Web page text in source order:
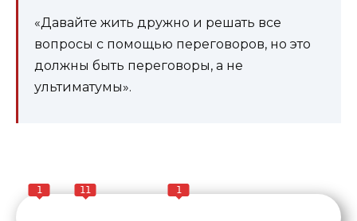
«Давайте жить дружно и решать все
вопросы с помощью переговоров, но это
должны быть переговоры, а не
ультиматумы».
1 11 1